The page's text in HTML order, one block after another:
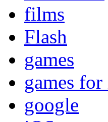
films
Flash
games
games
google